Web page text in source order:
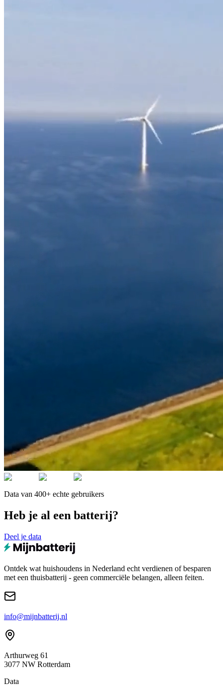
Data van 400+ echte gebruikers
Heb je al een batterij?
Deel je data
Ontdek wat huishoudens in Nederland echt verdienen of besparen
met een thuisbatterij - geen commerciële belangen, alleen feiten.
info@mijnbatterij.nl
Arthurweg 61
3077 NW Rotterdam
Data